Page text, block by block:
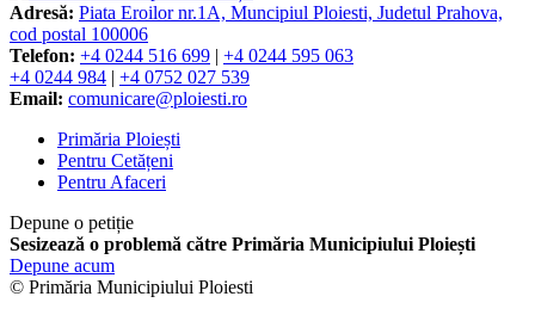
Adresă: Piata Eroilor nr.1A, Muncipiul Ploiesti, Judetul Prahova,
cod postal 100006
Telefon: +4 0244 516 699 | +4 0244 595 063
+4 0244 984 | +4 0752 027 539
Email: comunicare@ploiesti.ro
Primăria Ploiești
Pentru Cetățeni
Pentru Afaceri
Depune o petiție
Sesizează o problemă către Primăria Municipiului Ploiești
Depune acum
© Primăria Municipiului Ploiesti